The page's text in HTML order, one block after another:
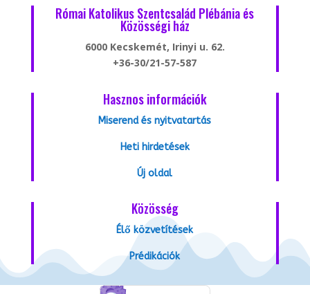
Római Katolikus Szentcsalád Plébánia és
Közösségi ház
6000 Kecskemét, Irinyi u. 62.
+36-30/21-57-587
Hasznos információk
Miserend és nyitvatartás
Heti hirdetések
Új oldal
Közösség
Élő közvetítések
Prédikációk